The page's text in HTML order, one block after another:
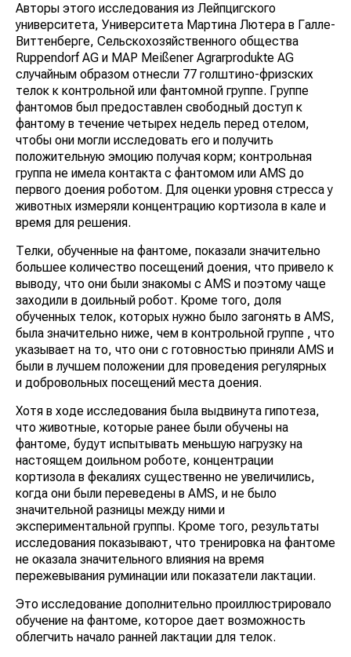
Авторы этого исследования из Лейпцигского
университета, Университета Мартина Лютера в Галле-
Виттенберге, Сельскохозяйственного общества
Ruppendorf AG и MAP Meißener Agrarprodukte AG
случайным образом отнесли 77 голштино-фризских
телок к контрольной или фантомной группе. Группе
фантомов был предоставлен свободный доступ к
фантому в течение четырех недель перед отелом,
чтобы они могли исследовать его и получить
положительную эмоцию получая корм; контрольная
группа не имела контакта с фантомом или AMS до
первого доения роботом. Для оценки уровня стресса у
животных измеряли концентрацию кортизола в кале и
время для решения.
Телки, обученные на фантоме, показали значительно
большее количество посещений доения, что привело к
выводу, что они были знакомы с AMS и поэтому чаще
заходили в доильный робот. Кроме того, доля
обученных телок, которых нужно было загонять в AMS,
была значительно ниже, чем в контрольной группе , что
указывает на то, что они с готовностью приняли AMS и
были в лучшем положении для проведения регулярных
и добровольных посещений места доения.
Хотя в ходе исследования была выдвинута гипотеза,
что животные, которые ранее были обучены на
фантоме, будут испытывать меньшую нагрузку на
настоящем доильном роботе, концентрации
кортизола в фекалиях существенно не увеличились,
когда они были переведены в AMS, и не было
значительной разницы между ними и
экспериментальной группы. Кроме того, результаты
исследования показывают, что тренировка на фантоме
не оказала значительного влияния на время
пережевывания руминации или показатели лактации.
Это исследование дополнительно проиллюстрировало
обучение на фантоме, которое дает возможность
облегчить начало ранней лактации для телок.